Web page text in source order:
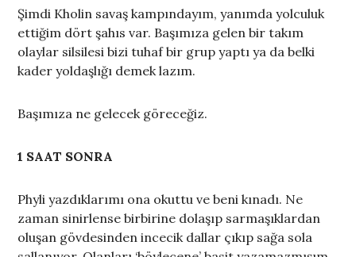
Şimdi Kholin savaş kampındayım, yanımda yolculuk
ettiğim dört şahıs var. Başımıza gelen bir takım
olaylar silsilesi bizi tuhaf bir grup yaptı ya da belki
kader yoldaşlığı demek lazım.
Başımıza ne gelecek göreceğiz.
1 SAAT SONRA
Phyli yazdıklarımı ona okuttu ve beni kınadı. Ne
zaman sinirlense birbirine dolaşıp sarmaşıklardan
oluşan gövdesinden incecik dallar çıkıp sağa sola